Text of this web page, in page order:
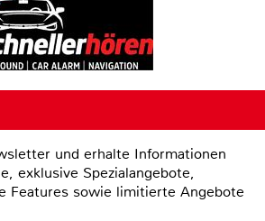
und erhalte Informationen
exklusive Spezialangebote,
Features sowie limitierte Angebote